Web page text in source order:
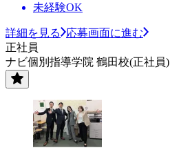
未経験OK
詳細を見る
応募画面に進む
正社員
ナビ個別指導学院 鶴田校(正社員)